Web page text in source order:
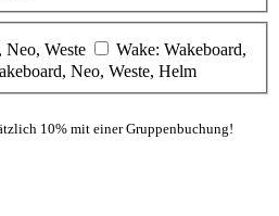
Neo, Weste
Wake: Wakeboard,
Neo, Weste, Helm
10% mit einer Gruppenbuchung!